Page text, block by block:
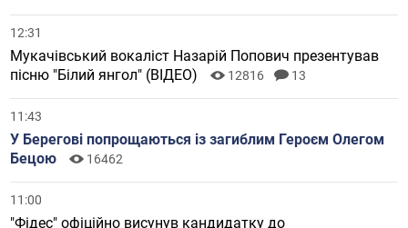
12:31
Мукачівський вокаліст Назарій Попович презентував
пісню "Білий янгол" (ВІДЕО)
12816 13
11:43
У Берегові попрощаються із загиблим Героєм Олегом
Бецою
16462
11:00
"Фідес" офіційно висунув кандидатку до